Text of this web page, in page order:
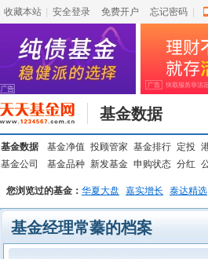
收藏本站 安全登录 免费开户 忘记密码
基金数据
基金数据 基金净值 投顾管家 基金排行 定投
基金公司
基金品种 新发基金 申购状态 分红
您浏览过的基金： 华夏大盘 嘉实增长 泰达精选
基金经理常蓁的档案